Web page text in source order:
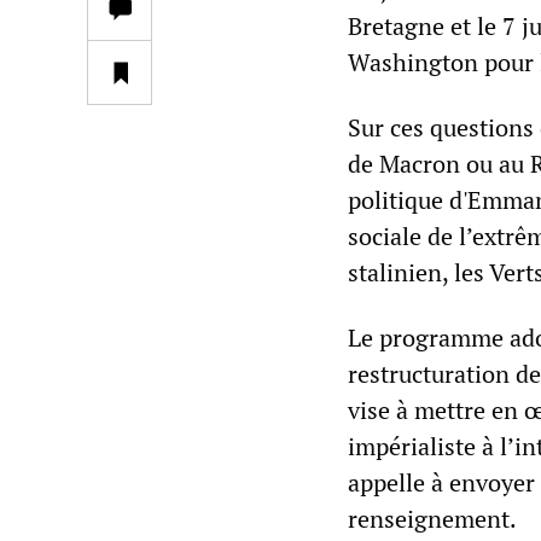
Bretagne et le 7
Washington pour
Sur ces
de Macron ou au
politique
sociale de
stalinien, les
Le programme
restructuration
vise à mettre en
impérialiste à
appelle à
renseignement.